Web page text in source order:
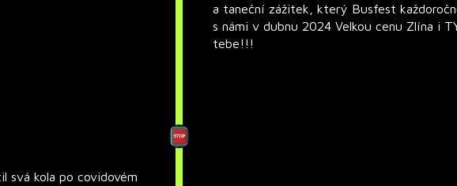
a taneční zážitek, který Busfest
s námi v dubnu 2024 Velkou cenu Zlína i
tebe!!!
svá kola po covidovém